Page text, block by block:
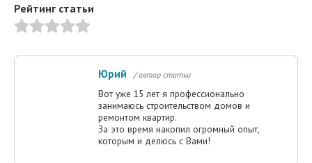
Рейтинг статьи
Юрий / автор статьи
Вот уже 15 лет я профессионально
занимаюсь строительством домов и
ремонтом квартир.
За это время накопил огромный опыт,
которым и делюсь с Вами!